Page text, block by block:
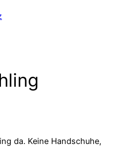
da. Keine Handschuhe,